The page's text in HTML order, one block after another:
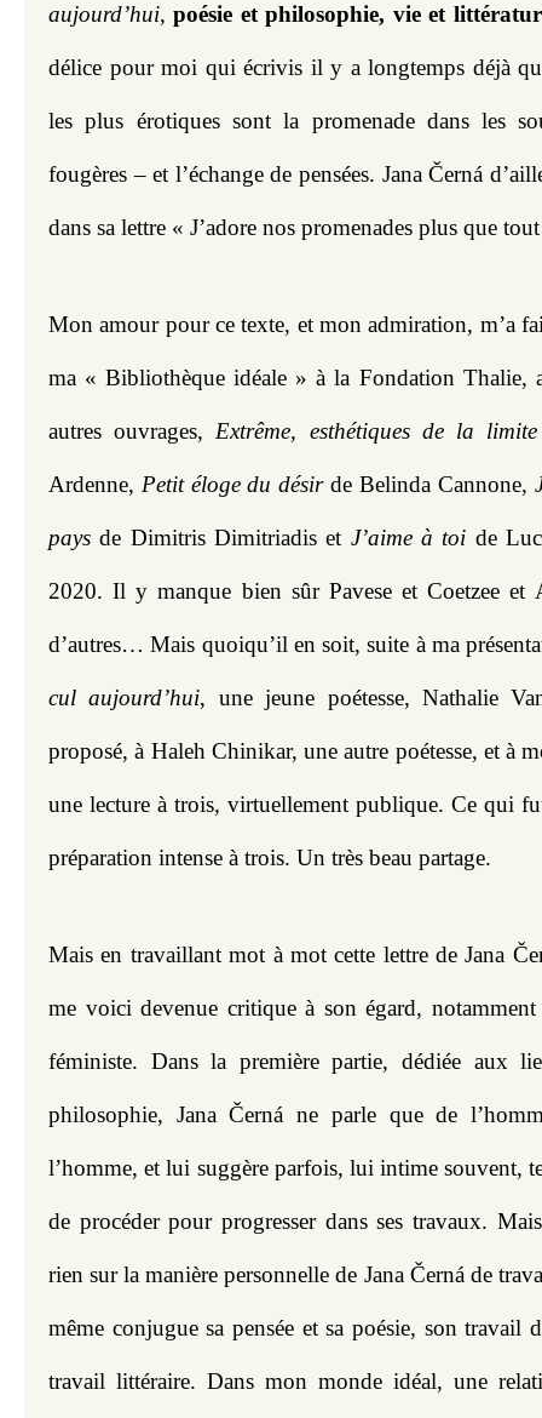
aujourd’hui, poésie et philosophie, vie et
délice pour moi qui écrivis il y a longtemps déjà
les plus érotiques sont la promenade dans les
fougères – et l’échange de pensées. Jana Černá
dans sa lettre « J’adore nos promenades plus que
Mon amour pour ce texte, et mon admiration, m’a
ma « Bibliothèque idéale » à la Fondation Thalie,
autres ouvrages, Extrême, esthétiques de la limite
Ardenne, Petit éloge du désir de Belinda Cannone,
pays de Dimitris Dimitriadis et J’aime à toi de
2020. Il y manque bien sûr Pavese et Coetzee et
d’autres… Mais quoiqu’il en soit, suite à ma
cul aujourd’hui, une jeune poétesse, Nathalie
proposé, à Haleh Chinikar, une autre poétesse, et à
une lecture à trois, virtuellement publique. Ce qui
préparation intense à trois. Un très beau partage.
Mais en travaillant mot à mot cette lettre de Jana
me voici devenue critique à son égard,
féministe. Dans la première partie, dédiée aux
philosophie, Jana Černá ne parle que de
l’homme, et lui suggère parfois, lui intime souvent,
de procéder pour progresser dans ses travaux.
rien sur la manière personnelle de Jana Černá de
même conjugue sa pensée et sa poésie, son travail
travail littéraire. Dans mon monde idéal, une